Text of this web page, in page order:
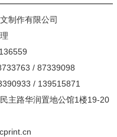
制作有限公司
/ 87339098
/ 139515871
主路华润置地公馆1楼19-20